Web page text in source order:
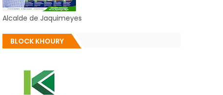
Alcalde de Jaquimeyes
BLOCK KHOURY